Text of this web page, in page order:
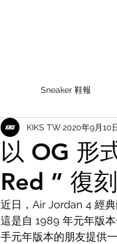
Sneaker 鞋報
以 OG 形
Red ” 復
KIKS TW2020年9月10
近日，Air Jordan 4 經
這是自 1989 年元年版
手元年版本的朋友提供